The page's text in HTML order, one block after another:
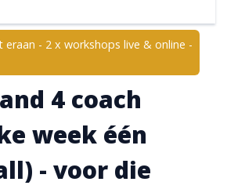
eraan - 2 x workshops live & online -
4 coach
week één
- voor die